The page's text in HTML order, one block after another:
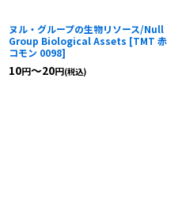
ヌル・グループの生物リソース/Null
Group Biological Assets [TMT 赤
コモン 0098]
10円～20円(税込)